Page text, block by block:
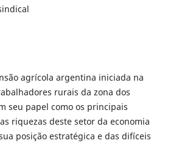
agrícola argentina iniciada na
rurais da zona dos
seu papel como os principais
riquezas deste setor da economia
posição estratégica e das difíceis